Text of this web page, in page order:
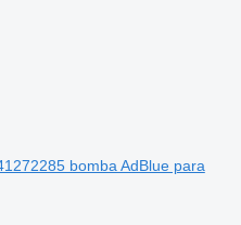
bomba AdBlue para